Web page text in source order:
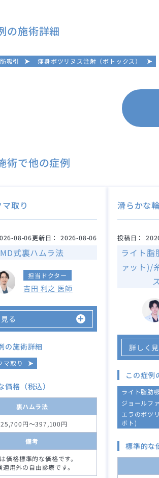
の施術詳細
吸引 痩身ボツリヌス注射（ボトックス）
術で他の症例
取り
08-06更新日： 2026-08-06
MD式裏ハムラ法
担当ドクター
吉田 利之 医師
る
の施術詳細
マ取り
価格（税込）
裏ハムラ法
円～397,100円
備考
価格標準的な価格です。
適用外の自由診療です。
滑らかな
投稿日：
ライト脂
ァット)/
詳しく
この症例
ライト脂肪
ジョールフ
エラのボツ
ボト)
標準的な